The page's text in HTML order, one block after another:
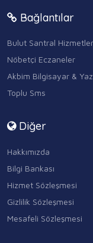
Bağlantılar
Bulut Santral
Nöbetçi Eczaneler
Akbim Bilgisayar &
Toplu Sms
Diğer
Hakkımızda
Bilgi Bankası
Hizmet Sözleşmesi
Gizlilik Sözleşmesi
Mesafeli Sözleşmesi